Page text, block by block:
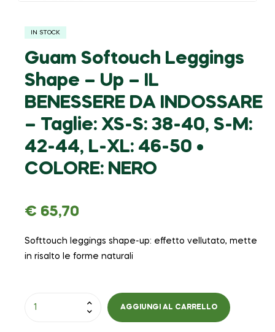
IN STOCK
Guam Softouch Leggings
Shape – Up – IL
BENESSERE DA INDOSSARE
– Taglie: XS-S: 38-40, S-M:
42-44, L-XL: 46-50 •
COLORE: NERO
€ 65,70
Softtouch leggings shape-up: effetto vellutato, mette
in risalto le forme naturali
AGGIUNGI AL CARRELLO